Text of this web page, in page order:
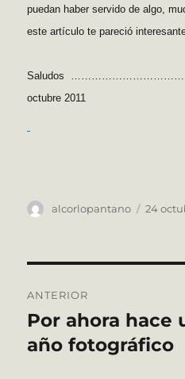
puedan haber servido de algo,
este artículo te pareció
Saludos
octubre 2011
Autor
alcorlopantano 24
de
entradas
ANTERIOR
Entrada
anterior:
Por ahora hace
año fotográfico